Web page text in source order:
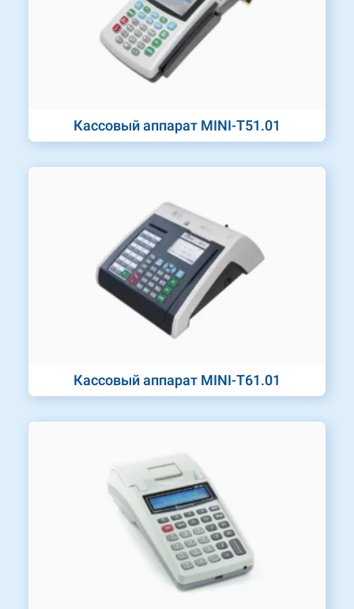
Кассовый аппарат MINI-T51.01
Кассовый аппарат MINI-T61.01